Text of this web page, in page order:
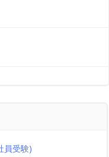
員受験)